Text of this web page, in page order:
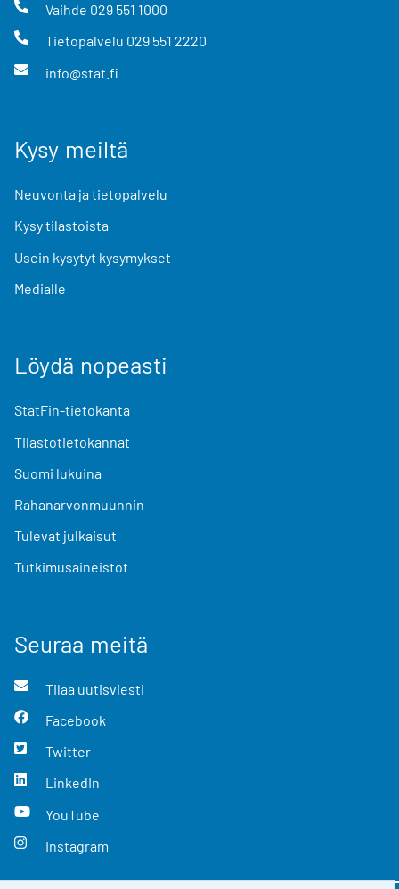
Vaihde 029 551 1000
Tietopalvelu 029 551 2220
info@stat.fi
Kysy meiltä
Neuvonta ja tietopalvelu
Kysy tilastoista
Usein kysytyt kysymykset
Medialle
Löydä nopeasti
StatFin-tietokanta
Tilastotietokannat
Suomi lukuina
Rahanarvonmuunnin
Tulevat julkaisut
Tutkimusaineistot
Seuraa meitä
Tilaa uutisviesti
Facebook
Twitter
LinkedIn
YouTube
Instagram